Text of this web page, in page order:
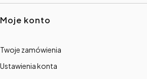
Moje konto
Twoje zamówienia
Ustawienia konta